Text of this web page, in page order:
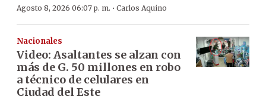
Agosto 8, 2026 06:07 p. m. · Carlos Aquino
Nacionales
Video: Asaltantes se alzan con
más de G. 50 millones en robo
a técnico de celulares en
Ciudad del Este